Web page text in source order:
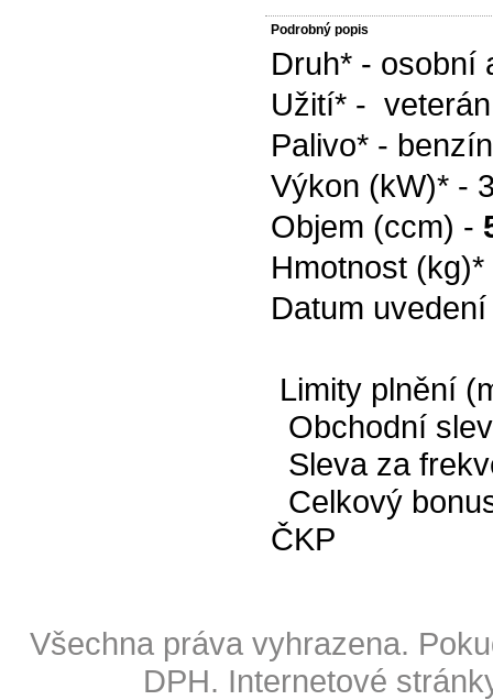
Podrobný popis
Druh* - osobní
Užití* - veterán
Palivo* - benzín
Výkon (kW)* -
Objem (ccm) -
Hmotnost
Datum
Limity plnění
Obchodní
Sleva za
Celkový
ČKP
Všechna práva vyhrazena.
DPH. Internetové